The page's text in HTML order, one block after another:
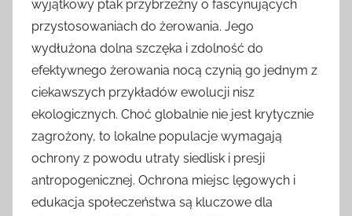
wyjątkowy ptak przybrzeżny o fascynujących
przystosowaniach do żerowania. Jego
wydłużona dolna szczęka i zdolność do
efektywnego żerowania nocą czynią go jednym z
ciekawszych przykładów ewolucji nisz
ekologicznych. Choć globalnie nie jest krytycznie
zagrożony, to lokalne populacje wymagają
ochrony z powodu utraty siedlisk i presji
antropogenicznej. Ochrona miejsc lęgowych i
edukacja społeczeństwa są kluczowe dla